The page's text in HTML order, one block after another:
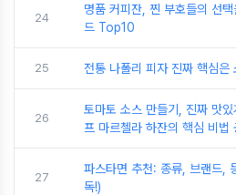
24
명품 커피잔, 찐 부호들의 선
드 Top10
25 전통 나폴리 피자 진짜 핵심은
26
토마토 소스 만들기, 진짜 맛
프 마르첼라 하잔의 핵심 비법
27
파스타면 추천: 종류, 브랜드,
독!)